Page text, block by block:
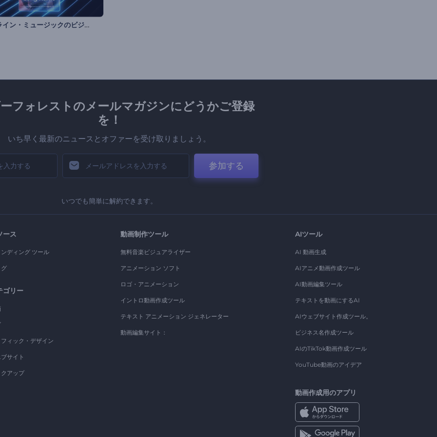
ネオンライン・ミュージックのビジュアライザー
フォレストのメールマガジンにどうかご登録
を！
いち早く最新のニュースとオファーを受け取りましょう。
参加する
いつでも簡単に解約できます。
ース
ディング ツール
ゴリー
ィック・デザイン
サイト
アップ
動画制作ツール
無料音楽ビジュアライザー
アニメーション ソフト
ロゴ・アニメーション
イントロ動画作成ツール
テキスト アニメーション ジェネレーター
動画編集サイト：
AIツール
AI 動画生成
AIアニメ動画作成ツール
AI動画編集ツール
テキストを動画にするAI
AIウェブサイト作成ツール。
ビジネス名作成ツール
AIのTikTok動画作成ツール
YouTube動画のアイデア
動画作成用のアプリ